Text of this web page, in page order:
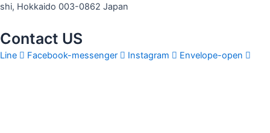
shi, Hokkaido 003-0862 Japan
Contact US
Line Facebook-messenger Instagram Envelope-open